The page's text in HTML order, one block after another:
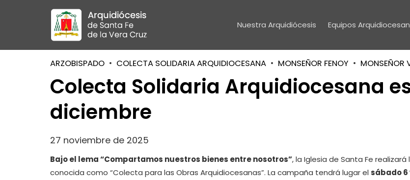
Nuestra Arquidiócesis Equipos
ARZOBISPADO COLECTA SOLIDARIA ARQUIDIOCESANA MONSEÑOR FENOY MONSEÑOR
Colecta Solidaria Arquidiocesana
diciembre
27 noviembre de 2025
Bajo el lema “Compartamos nuestros bienes entre nosotros”, la Iglesia de Santa Fe realizará
conocida como “Colecta para las Obras Arquidiocesanas”. La campaña tendrá lugar el sábado 6